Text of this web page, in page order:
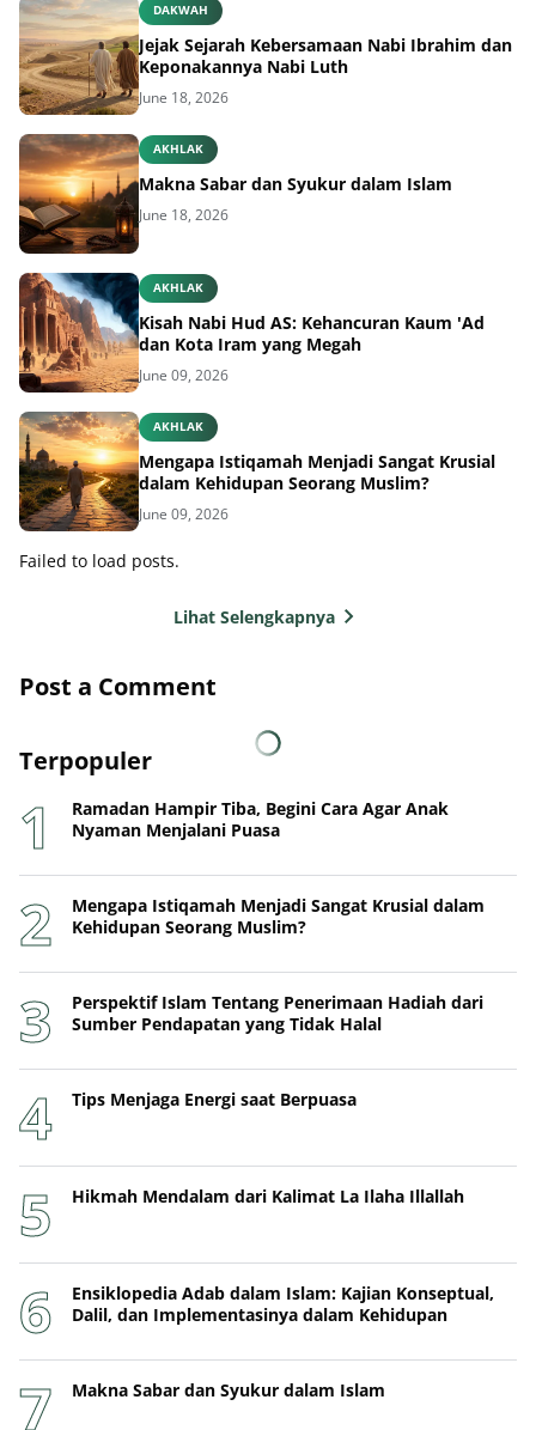
DAKWAH
Jejak Sejarah Kebersamaan Nabi Ibrahim dan
Keponakannya Nabi Luth
June 18, 2026
AKHLAK
Makna Sabar dan Syukur dalam Islam
June 18, 2026
AKHLAK
Kisah Nabi Hud AS: Kehancuran Kaum 'Ad
dan Kota Iram yang Megah
June 09, 2026
AKHLAK
Mengapa Istiqamah Menjadi Sangat Krusial
dalam Kehidupan Seorang Muslim?
June 09, 2026
Failed to load posts.
Lihat Selengkapnya
Post a Comment
Terpopuler
Ramadan Hampir Tiba, Begini Cara Agar Anak
Nyaman Menjalani Puasa
Mengapa Istiqamah Menjadi Sangat Krusial dalam
Kehidupan Seorang Muslim?
Perspektif Islam Tentang Penerimaan Hadiah dari
Sumber Pendapatan yang Tidak Halal
Tips Menjaga Energi saat Berpuasa
Hikmah Mendalam dari Kalimat La Ilaha Illallah
Ensiklopedia Adab dalam Islam: Kajian Konseptual,
Dalil, dan Implementasinya dalam Kehidupan
Makna Sabar dan Syukur dalam Islam